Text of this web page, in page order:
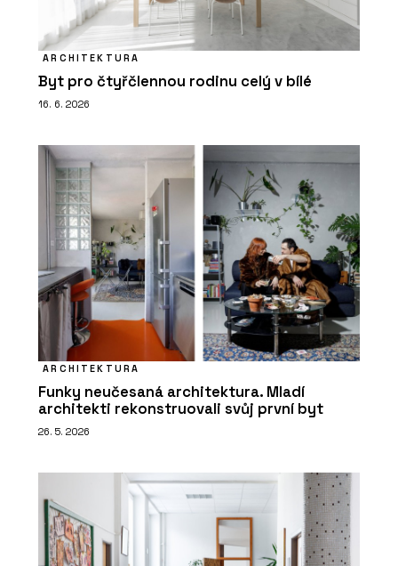
ARCHITEKTURA
Byt pro čtyřčlennou rodinu celý v bílé
16. 6. 2026
ARCHITEKTURA
Funky neučesaná architektura. Mladí
architekti rekonstruovali svůj první byt
26. 5. 2026